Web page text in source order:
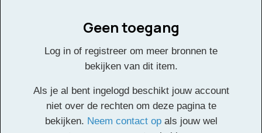
To Stop the Train
Facebook
TwitterEmailPinterestLinkedIn
Delen
Geen toegang
Log in of registreer om meer bronnen te
bekijken van dit item.
Als je al bent ingelogd beschikt jouw account
niet over de rechten om deze pagina te
bekijken. Neem contact opals jouw wel